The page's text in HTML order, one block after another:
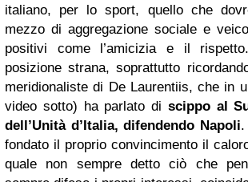
italiano, per lo sport, quello che
mezzo di aggregazione sociale e
positivi come l’amicizia e il
posizione strana, soprattutto
meridionaliste di De Laurentiis, che in
video sotto) ha parlato di scippo al
dell’Unità d’Italia, difendendo Napoli.
fondato il proprio convincimento il
quale non sempre detto ciò che